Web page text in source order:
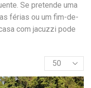
Se pretende uma
férias ou um fim-de-
com jacuzzi pode